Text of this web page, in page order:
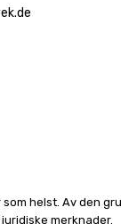
€ 1,294.00
som helst. Av den
merknader.